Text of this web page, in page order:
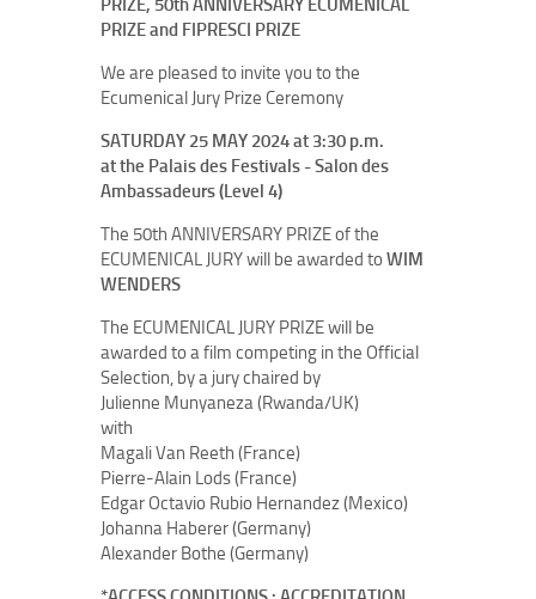
PRIZE, 50th ANNIVERSARY ECUMENICAL
PRIZE and FIPRESCI PRIZE
We are pleased to invite you to the
Ecumenical Jury Prize Ceremony
SATURDAY 25 MAY 2024 at 3:30 p.m.
at the Palais des Festivals - Salon des
Ambassadeurs (Level 4)
The 50th ANNIVERSARY PRIZE of the
ECUMENICAL JURY will be awarded toWIM
WENDERS
The ECUMENICAL JURY PRIZE will be
awarded to a film competing in the Official
Selection, by a jury chaired by
Julienne Munyaneza (Rwanda/UK)
with
Magali Van Reeth (France)
Pierre-Alain Lods (France)
Edgar Octavio Rubio Hernandez (Mexico)
Johanna Haberer (Germany)
Alexander Bothe (Germany)